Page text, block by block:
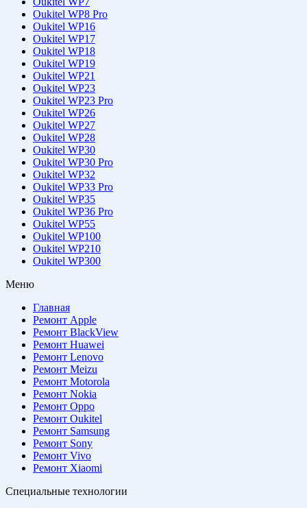
Oukitel WP8 Pro
Oukitel WP16
Oukitel WP17
Oukitel WP18
Oukitel WP19
Oukitel WP21
Oukitel WP23
Oukitel WP23 Pro
Oukitel WP26
Oukitel WP27
Oukitel WP28
Oukitel WP30
Oukitel WP30 Pro
Oukitel WP32
Oukitel WP33 Pro
Oukitel WP35
Oukitel WP36 Pro
Oukitel WP55
Oukitel WP100
Oukitel WP210
Oukitel WP300
Меню
Главная
Ремонт Apple
Ремонт BlackView
Ремонт Huawei
Ремонт Lenovo
Ремонт Meizu
Ремонт Motorola
Ремонт Nokia
Ремонт Oppo
Ремонт Oukitel
Ремонт Samsung
Ремонт Sony
Ремонт Vivo
Ремонт Xiaomi
Специальные технологии